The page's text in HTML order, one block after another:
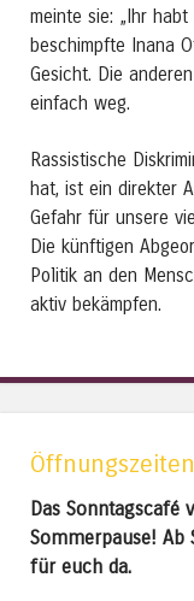
meinte sie: „Ihr
beschimpfte Inana
Gesicht. Die
einfach weg.
Rassistische
hat, ist ein direkter
Gefahr für unsere
Die künftigen
Politik an den
aktiv bekämpfen.
Öffnungszeiten
Das Sonntagscafé
Sommerpause! Ab
für euch da.